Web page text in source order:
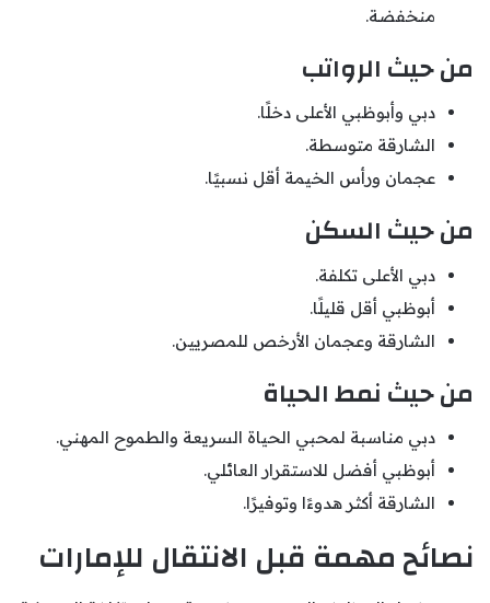
منخفضة.
من حيث الرواتب
دبي وأبوظبي الأعلى دخلًا.
الشارقة متوسطة.
عجمان ورأس الخيمة أقل نسبيًا.
من حيث السكن
دبي الأعلى تكلفة.
أبوظبي أقل قليلًا.
الشارقة وعجمان الأرخص للمصريين.
من حيث نمط الحياة
دبي مناسبة لمحبي الحياة السريعة والطموح المهني.
أبوظبي أفضل للاستقرار العائلي.
الشارقة أكثر هدوءًا وتوفيرًا.
نصائح مهمة قبل الانتقال للإمارات